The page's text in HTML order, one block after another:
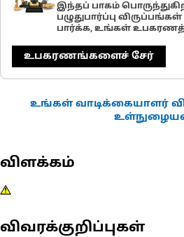
இந்தப் பாகம்
பழுதுபார்ப்பு
பார்க்க, உங்கள்
உபகரணங்களைச் சேர்
உங்கள் வாடிக்கையாளர்
விளக்கம்
விவரக்குறிப்புகள்